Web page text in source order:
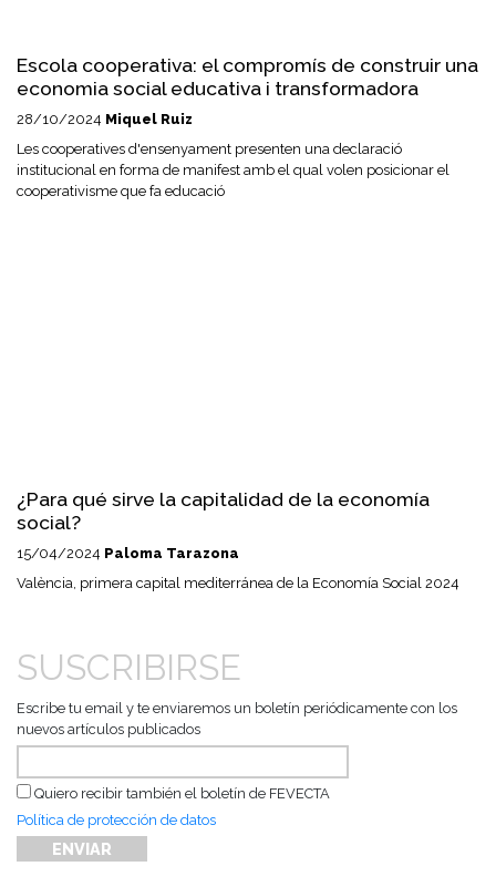
Escola cooperativa: el compromís de construir una
economia social educativa i transformadora
28/10/2024 Miquel Ruiz
Les cooperatives d'ensenyament presenten una declaració
institucional en forma de manifest amb el qual volen posicionar el
cooperativisme que fa educació
¿Para qué sirve la capitalidad de la economía
social?
15/04/2024 Paloma Tarazona
València, primera capital mediterránea de la Economía Social 2024
SUSCRIBIRSE
Escribe tu email y te enviaremos un boletín periódicamente con los
nuevos artículos publicados
Quiero recibir también el boletín de FEVECTA
Política de protección de datos